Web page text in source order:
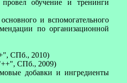
обучение и тренинги
и вспомогательного
по организационной
СПб., 2010)
СПб., 2009)
добавки и ингредиенты